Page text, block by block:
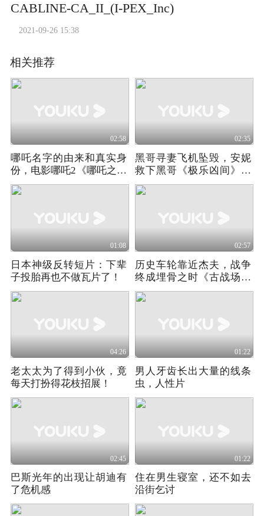
CABLINE-CA_II_(I-PEX_Inc)
2021-09-26 15:38
相关推荐
02:58
哪吒名字的由来和真实身
份，电影哪吒2《哪吒之魔
童闹海》
02:35
黑哥寻妻飞机坠毁，安妮
救下黑哥《极乐凶间》第
二季02
01:08
日本神级反转短片：下辈
子投胎再也不做瓦片了！
02:57
历史车轮靠近杰夫，战争
终成埋骨之时《古战场传
奇》第八季02
04:26
老太太为了得到小伙，竟
每天打扮得花枝招展！
01:22
男人牙齿长出大量的线条
虫，人性片
02:45
巴斯光年的出现让胡迪有
了危机感
01:22
住在男生寝室，还不如去
沿街乞讨